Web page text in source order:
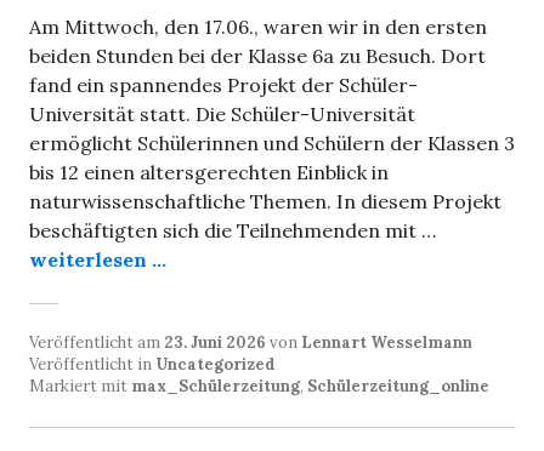
Am Mittwoch, den 17.06., waren wir in den ersten
beiden Stunden bei der Klasse 6a zu Besuch. Dort
fand ein spannendes Projekt der Schüler-
Universität statt. Die Schüler-Universität
ermöglicht Schülerinnen und Schülern der Klassen 3
bis 12 einen altersgerechten Einblick in
naturwissenschaftliche Themen. In diesem Projekt
beschäftigten sich die Teilnehmenden mit …
weiterlesen ...
Veröffentlicht am 23. Juni 2026 von Lennart Wesselmann
Veröffentlicht in Uncategorized
Markiert mit max_Schülerzeitung, Schülerzeitung_online